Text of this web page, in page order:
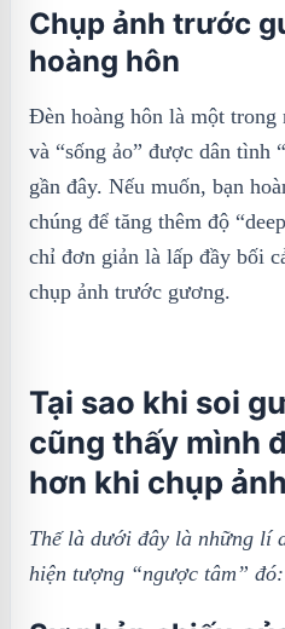
Chụp ảnh trước
hoàng hôn
Đèn hoàng hôn là một trong
và “sống ảo” được dân tình
gần đây. Nếu muốn, bạn
chúng để tăng thêm độ
chỉ đơn giản là lấp đầy bối
chụp ảnh trước gương.
Tại sao khi soi
cũng thấy mình
hơn khi chụp
Thế là dưới đây là những lí
hiện tượng “ngược tâm” đó: